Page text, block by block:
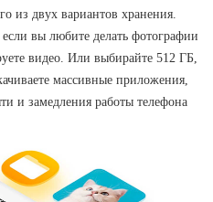
из двух вариантов хранения.
вы любите делать фотографии
видео. Или выбирайте 512 ГБ,
массивные приложения,
и замедления работы телефона